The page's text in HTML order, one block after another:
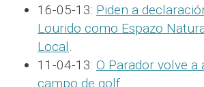
16-05-13: Piden a
Lourido como Espazo
Local
11-04-13: O Parador volve a
campo de golf